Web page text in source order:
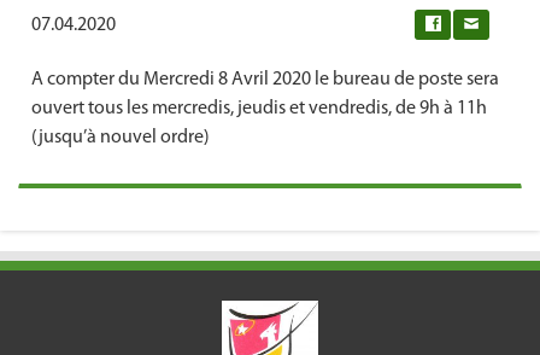
07.04.2020
A compter du Mercredi 8 Avril 2020 le bureau de poste sera
ouvert tous les mercredis, jeudis et vendredis, de 9h à 11h
(jusqu’à nouvel ordre)